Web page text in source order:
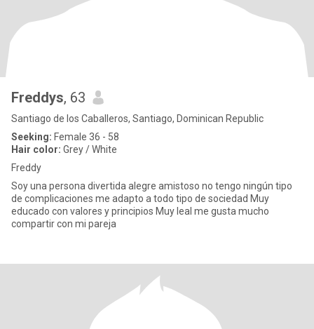
Freddys, 63
Santiago de los Caballeros, Santiago, Dominican Republic
Seeking: Female 36 - 58
Hair color: Grey / White
Freddy
Soy una persona divertida alegre amistoso no tengo ningún tipo
de complicaciones me adapto a todo tipo de sociedad Muy
educado con valores y principios Muy leal me gusta mucho
compartir con mi pareja